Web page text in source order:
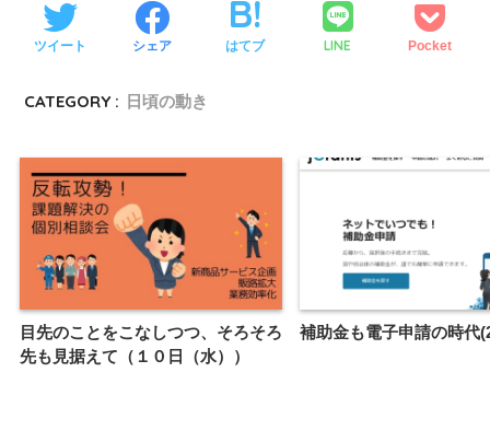
ツイート シェア はてブ LINE Pocket
CATEGORY : 日頃の動き
目先のことをこなしつつ、そろそろ
先も見据えて（１０日（水））
補助金も電子申請の時代